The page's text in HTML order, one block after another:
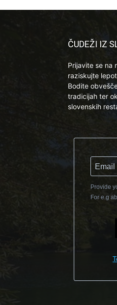
ČUDEŽI IZ
Prijavite se na
raziskujte
Bodite
tradicijah ter
slovenskih
Provide
For e.g